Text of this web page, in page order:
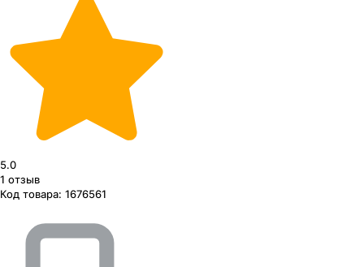
5.0
1 отзыв
Код товара: 1676561